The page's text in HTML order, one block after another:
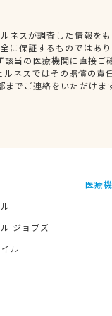
ネスが調査した情報を
に保証するものではあ
当の医療機関に直接ご
ネスではその賠償の責
でご連絡をいただけま
ジョブズ
ル
医療